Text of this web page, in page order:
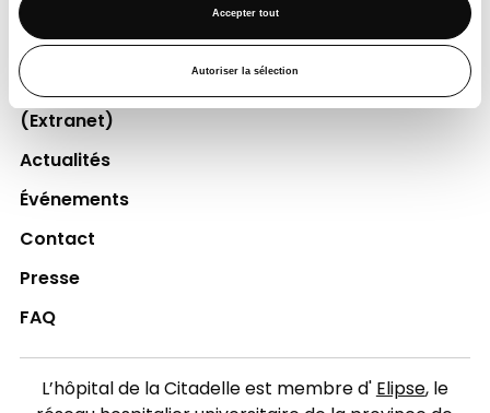
Accepter tout
Autoriser la sélection
Professionnels de la santé
Jobs
Accès collaborateurs et médecins Citadelle
(Extranet)
Actualités
Événements
Contact
Presse
FAQ
L’hôpital de la Citadelle est membre d'Elipse, le